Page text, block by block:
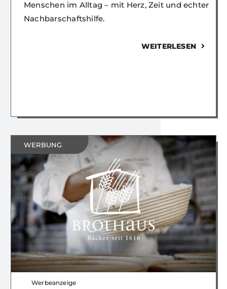
Menschen im Alltag – mit Herz, Zeit und echter
Nachbarschaftshilfe.
WEITERLESEN
WERBUNG
Werbeanzeige